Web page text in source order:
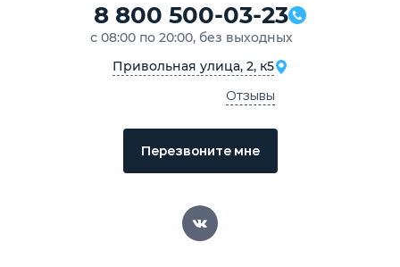
8 800 500-03-23
с 08:00 по 20:00, без выходных
Привольная улица, 2, к5
Отзывы
Перезвоните мне